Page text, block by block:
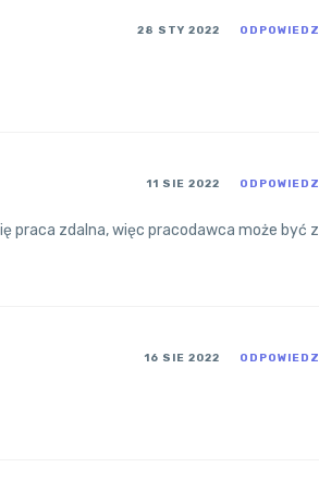
28 STY 2022 ODPOWIEDZ
11 SIE 2022 ODPOWIEDZ
praca zdalna, więc pracodawca może być z
16 SIE 2022 ODPOWIEDZ